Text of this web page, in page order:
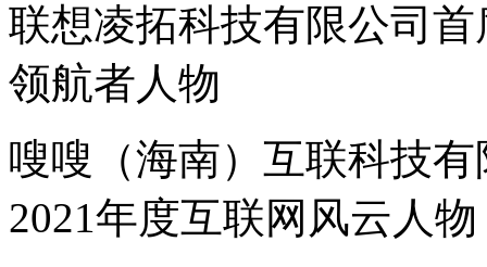
联想凌拓科技有限公司
领航者人物
嗖嗖（海南）互联科技
2021年度互联网风云人物